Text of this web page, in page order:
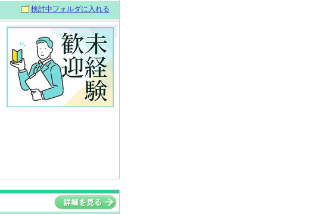
検討中フォルダに入れる